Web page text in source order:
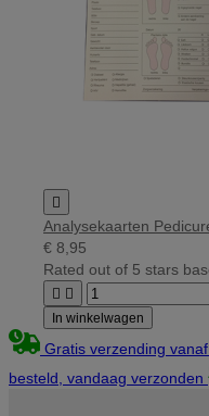

Analysekaarten
€ 8,95
Rated out of 5 stars
 
In winkelwagen
Gratis verzending
besteld, vandaag verzonden